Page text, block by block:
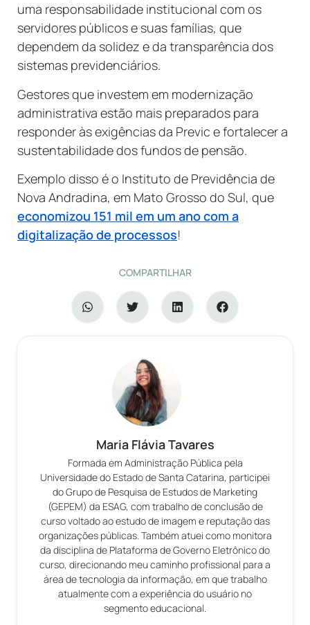
uma responsabilidade institucional com os
servidores públicos e suas famílias, que
dependem da solidez e da transparência dos
sistemas previdenciários.
Gestores que investem em modernização
administrativa estão mais preparados para
responder às exigências da Previc e fortalecer a
sustentabilidade dos fundos de pensão.
Exemplo disso é o Instituto de Previdência de
Nova Andradina, em Mato Grosso do Sul, que
economizou 151 mil em um ano com a
digitalização de processos!
COMPARTILHAR
Maria Flávia Tavares
Formada em Administração Pública pela
Universidade do Estado de Santa Catarina, participei
do Grupo de Pesquisa de Estudos de Marketing
(GEPEM) da ESAG, com trabalho de conclusão de
curso voltado ao estudo de imagem e reputação das
organizações públicas. Também atuei como monitora
da disciplina de Plataforma de Governo Eletrônico do
curso, direcionando meu caminho profissional para a
área de tecnologia da informação, em que trabalho
atualmente com a experiência do usuário no
segmento educacional.